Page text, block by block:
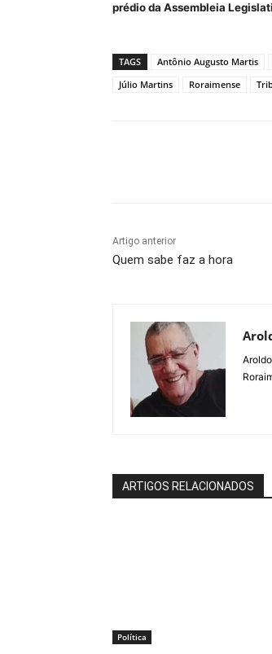
prédio da Assembleia
TAGS Antônio Augusto Martis
Júlio Martins
Roraimense
Artigo anterior
Quem sabe faz a hora
ARTIGOS RELACIONADOS
Política